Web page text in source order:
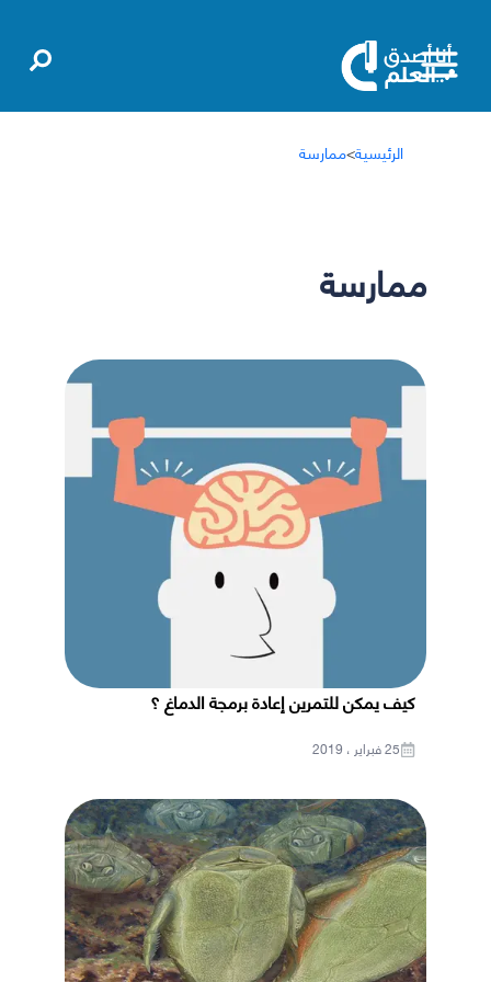
الرئيسية>ممارسة
ممارسة
كيف يمكن للتمرين إعادة برمجة الدماغ ؟
25 فبراير ، 2019